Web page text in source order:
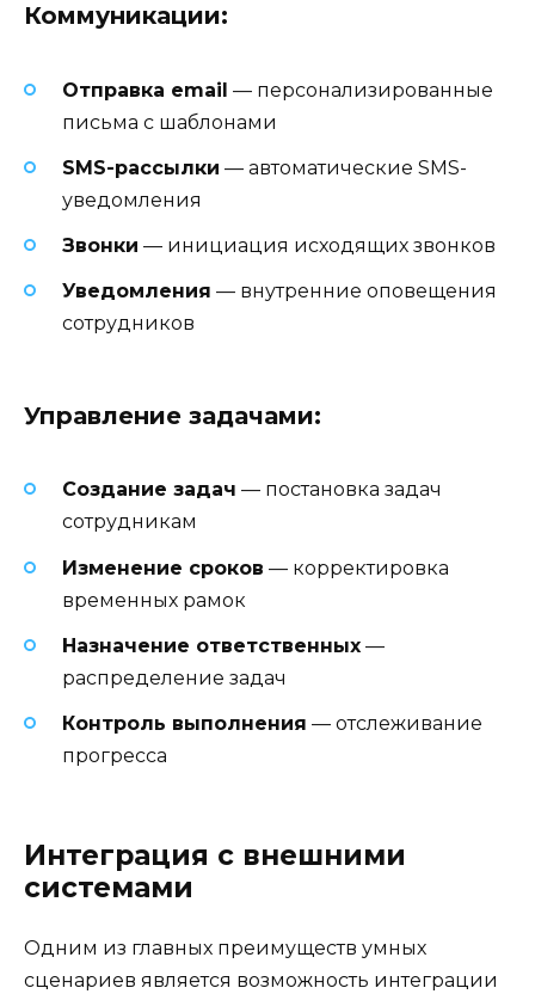
Коммуникации:
Отправка email — персонализированные
письма с шаблонами
SMS-рассылки — автоматические SMS-
уведомления
Звонки — инициация исходящих звонков
Уведомления — внутренние оповещения
сотрудников
Управление задачами:
Создание задач — постановка задач
сотрудникам
Изменение сроков — корректировка
временных рамок
Назначение ответственных —
распределение задач
Контроль выполнения — отслеживание
прогресса
Интеграция с внешними
системами
Одним из главных преимуществ умных
сценариев является возможность интеграции